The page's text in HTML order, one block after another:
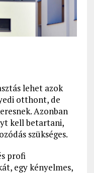
lehet azok
otthont, de
Azonban
kell betartani,
szükséges.
profi
egy kényelmes,